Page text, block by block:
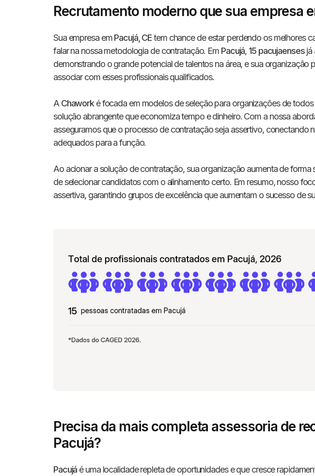
Recrutamento moderno que sua empresa
Sua empresa emPacujá, CEtem chance de estar perdendo os melhores
falar na nossa metodologia de contratação. Em Pacujá, 15 pacujaensesjá
demonstrando o grande potencial de talentos na área, e sua organização
associar com esses profissionais qualificados.
A Chawork é focada em modelos de seleção para organizações de
solução abrangente que economiza tempo e dinheiro. Com a nossa
asseguramos que o processo de contratação seja assertivo, conectando
adequados para a função.
Ao acionar a solução de contratação, sua organização aumenta de forma
de selecionar candidatos com o alinhamento certo. Em resumo, nosso
assertiva, garantindo grupos de excelência que aumentam o sucesso de
Precisa da mais completa assessoria de
Pacujá?
Pacujá é uma localidade repleta de oportunidades e que cresce